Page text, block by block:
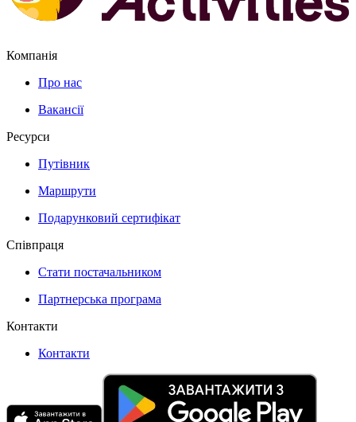
Компанія
Про нас
Вакансії
Ресурси
Путівник
Маршрути
Подарунковий сертифікат
Співпраця
Стати постачальником
Партнерська програма
Контакти
Контакти